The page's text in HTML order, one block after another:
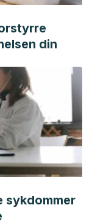
din
sykdommer